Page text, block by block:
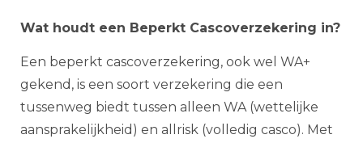
Wat houdt een Beperkt Cascoverzekering in?
Een beperkt cascoverzekering, ook wel WA+
gekend, is een soort verzekering die een
tussenweg biedt tussen alleen WA (wettelijke
aansprakelijkheid) en allrisk (volledig casco). Met